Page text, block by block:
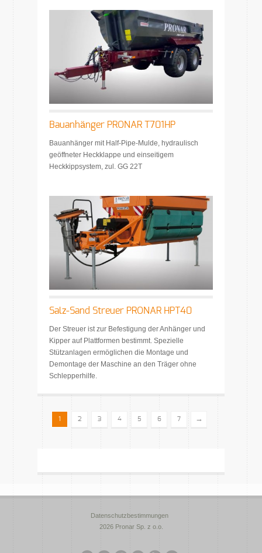
Bauanhänger PRONAR T701HP
Bauanhänger mit Half-Pipe-Mulde, hydraulisch
geöffneter Heckklappe und einseitigem
Heckkippsystem, zul. GG 22T
Salz-Sand Streuer PRONAR HPT40
Der Streuer ist zur Befestigung der Anhänger und
Kipper auf Plattformen bestimmt. Spezielle
Stützanlagen ermöglichen die Montage und
Demontage der Maschine an den Träger ohne
Schlepperhilfe.
1 2 3 4 5 6 7 →
Datenschutzbestimmungen
2026 Pronar Sp. z o.o.